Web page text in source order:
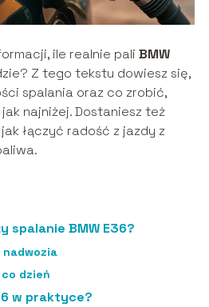
ile realnie pali BMW
Z tego tekstu dowiesz się,
spalania oraz co zrobić,
najniżej. Dostaniesz też
łączyć radość z jazdy z
spalanie BMW E36?
nadwozia
dzień
w praktyce?